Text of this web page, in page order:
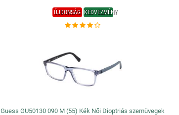
ÚJDONSÁG KEDVEZMÉNY
Guess GU50130 090 M (55) Kék Női Dioptriás szemüvegek